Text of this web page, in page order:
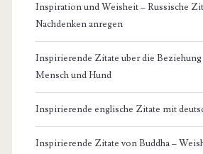
Inspiration und Weisheit – Russische
Nachdenken anregen
Inspirierende Zitate uber die
Mensch und Hund
Inspirierende englische Zitate mit
Inspirierende Zitate von Buddha –